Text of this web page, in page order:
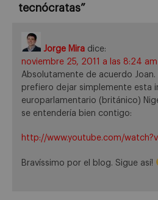
tecnócratas”
Jorge Mira dice:
noviembre 25, 2011 a las 8:24 am
Absolutamente de acuerdo Joan.
prefiero dejar simplemente esta
europarlamentario (británico)
se entendería bien contigo:
http://www.youtube.com/
Bravíssimo por el blog. Sigue así!